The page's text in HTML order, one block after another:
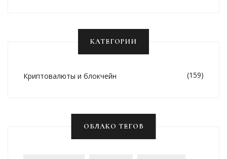
КАТЕГОРИИ
Криптовалюты и блокчейн (159)
ОБЛАКО ТЕГОВ